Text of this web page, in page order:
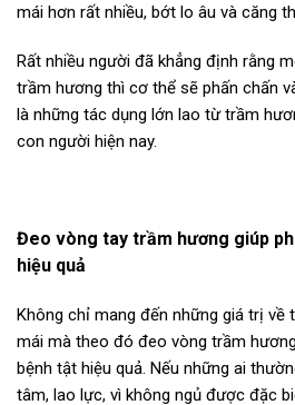
mái hơn rất nhiều, bớt lo âu và căng
Rất nhiều người đã khẳng định rằng
trầm hương thì cơ thể sẽ phấn chấn
là những tác dụng lớn lao từ trầm
con người hiện nay.
Đeo vòng tay trầm hương giúp
hiệu quả
Không chỉ mang đến những giá trị về
mái mà theo đó đeo vòng trầm
bệnh tật hiệu quả. Nếu những ai
tâm, lao lực, vì không ngủ được đặc